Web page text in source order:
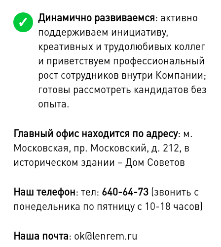
Динамично развиваемся: активно
поддерживаем инициативу,
креативных и трудолюбивых коллег
и приветствуем профессиональный
рост сотрудников внутри Компании;
готовы рассмотреть кандидатов без
опыта.
Главный офис находится по адресу: м.
Московская, пр. Московский, д. 212, в
историческом здании – Дом Советов
Наш телефон: тел: 640-64-73(звонить с
понедельника по пятницу с 10-18 часов)
Наша почта: ok@lenrem.ru